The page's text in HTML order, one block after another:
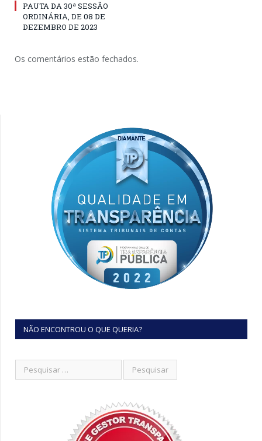
PAUTA DA 30ª SESSÃO
ORDINÁRIA, DE 08 DE
DEZEMBRO DE 2023
Os comentários estão fechados.
NÃO ENCONTROU O QUE QUERIA?